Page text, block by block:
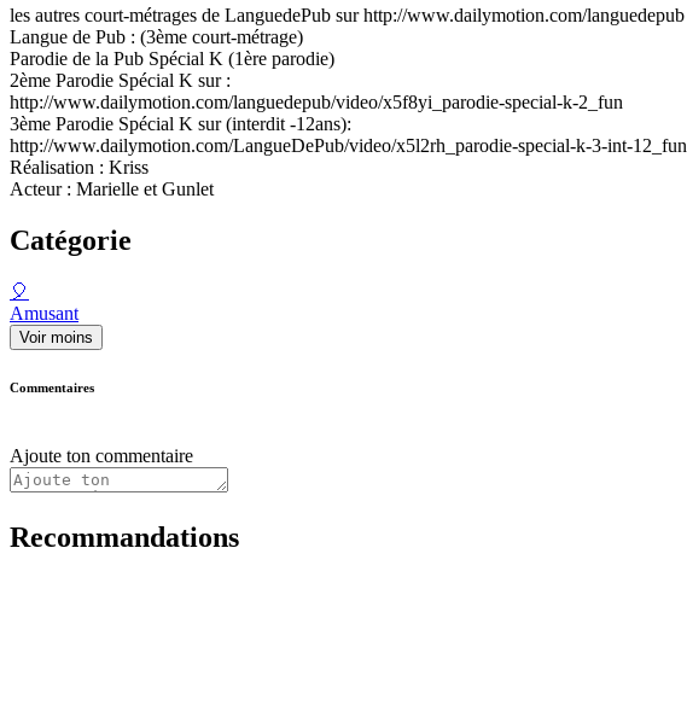
les autres court-métrages de LanguedePub sur http://www.dailymotion.com/languedepub
Langue de Pub : (3ème court-métrage)
Parodie de la Pub Spécial K (1ère parodie)
2ème Parodie Spécial K sur :
http://www.dailymotion.com/languedepub/video/x5f8yi_parodie-special-k-2_fun
3ème Parodie Spécial K sur (interdit -12ans):
http://www.dailymotion.com/LangueDePub/video/x5l2rh_parodie-special-k-3-int-12_fun
Réalisation : Kriss
Acteur : Marielle et Gunlet
Catégorie
🎈
Amusant
Voir moins
Commentaires
Ajoute ton commentaire
Recommandations